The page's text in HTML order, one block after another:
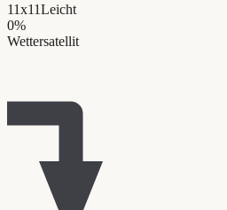
11x11Leicht
0%
Wettersatellit